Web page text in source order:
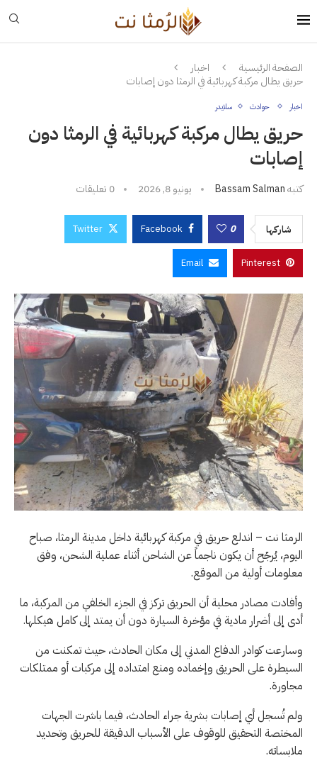
الصفحة الرئيسية
اخبار
حريق يطال مركبة كهربائية في الرمثا دون إصابات
اخبار حوادث سلايدر
حريق يطال مركبة كهربائية في الرمثا دون
إصابات
كتبهBassam Salman يونيو 8, 2026 0 تعليقات
شاركها 0
Facebook
Twitter
Pinterest
Email
الرمثا نت – اندلع حريق في مركبة كهربائية داخل مدينة الرمثا، صباح
اليوم، يُرجّح أن يكون ناجماً عن الشاحن أثناء عملية الشحن، وفق
معلومات أولية من الموقع.
وأفادت مصادر محلية أن الحريق تركز في الجزء الخلفي من المركبة، ما
أدى إلى أضرار مادية في مؤخرة السيارة دون أن يمتد إلى كامل هيكلها.
وسارعت كوادر الدفاع المدني إلى مكان الحادث، حيث تمكنت من
السيطرة على الحريق وإخماده ومنع امتداده إلى مركبات أو ممتلكات
مجاورة.
ولم تُسجل أي إصابات بشرية جراء الحادث، فيما باشرت الجهات
المختصة التحقيق للوقوف على الأسباب الدقيقة للحريق وتحديد
ملابساته.